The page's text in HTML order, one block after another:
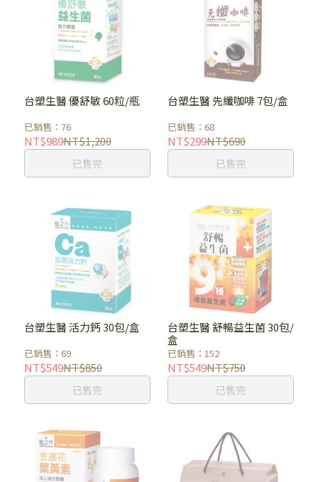
台塑生醫 優舒敏 60粒/瓶
已銷售：76
NT$989NT$1,200
已售完
台塑生醫 先纖咖啡 7包/盒
已銷售：68
NT$299NT$690
已售完
台塑生醫 活力鈣 30包/盒
已銷售：69
NT$549NT$850
已售完
台塑生醫 舒暢益生菌 30包/
盒
已銷售：152
NT$549NT$750
已售完